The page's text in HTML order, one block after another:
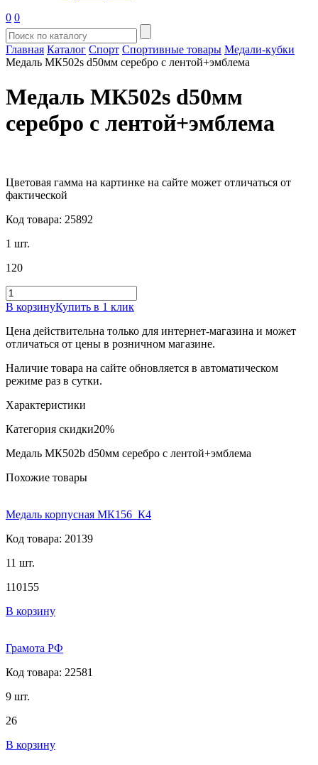
0 0
Главная Каталог Спорт Спортивные товары Медали-кубки
Медаль МК502s d50мм серебро с лентой+эмблема
Медаль МК502s d50мм
серебро с лентой+эмблема
Цветовая гамма на картинке на сайте может отличаться от
фактической
Код товара: 25892
1 шт.
120
В корзинуКупить в 1 клик
Цена действительна только для интернет-магазина и может
отличаться от цены в розничном магазине.
Наличие товара на сайте обновляется в автоматическом
режиме раз в сутки.
Характеристики
Категория скидки20%
Медаль МК502b d50мм серебро с лентой+эмблема
Похожие товары
Медаль корпусная МК156_К4
Код товара: 20139
11 шт.
110155
В корзину
Грамота РФ
Код товара: 22581
9 шт.
26
В корзину